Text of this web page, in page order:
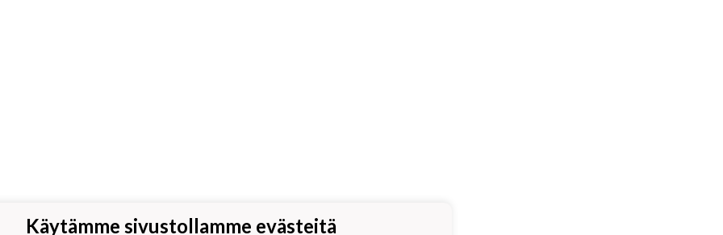
Käytämme sivustollamme evästeitä